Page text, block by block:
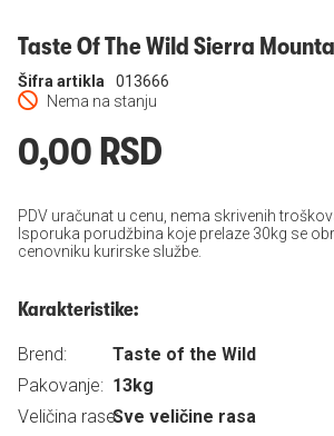
Taste Of The Wild Sierra
Nema na stanju
Šifra artikla 013666
0,00 RSD
PDV uračunat u cenu, nema skrivenih
Isporuka porudžbina koje prelaze 30kg se
cenovniku kurirske službe.
Karakteristike:
Brend:
Taste of the Wild
Pakovanje: 13kg
Veličina rase:Sve veličine rasa